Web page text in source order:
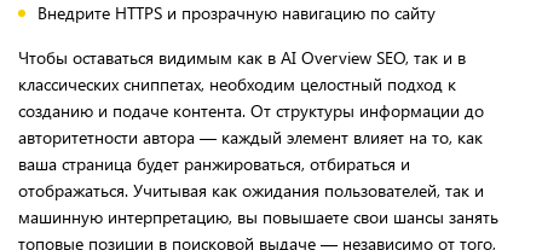
Внедрите HTTPS и прозрачную навигацию по сайту
Чтобы оставаться видимым как в AI Overview SEO, так и в
классических сниппетах, необходим целостный подход к
созданию и подаче контента. От структуры информации до
авторитетности автора — каждый элемент влияет на то, как
ваша страница будет ранжироваться, отбираться и
отображаться. Учитывая как ожидания пользователей, так и
машинную интерпретацию, вы повышаете свои шансы занять
топовые позиции в поисковой выдаче — независимо от того,